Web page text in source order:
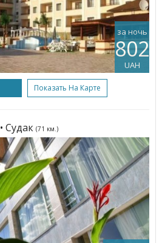
за ночь
802
UAH
Показать На Карте
• Судак (71 км.)